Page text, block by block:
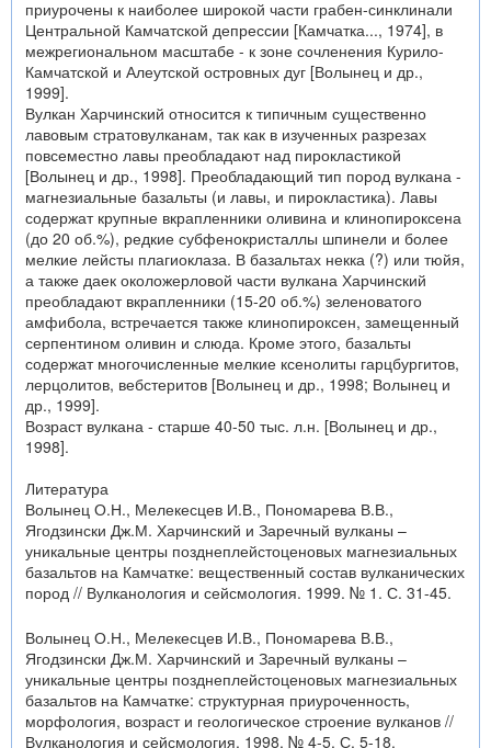
приурочены к наиболее широкой части грабен-синклинали
Центральной Камчатской депрессии [Камчатка..., 1974], в
межрегиональном масштабе - к зоне сочленения Курило-
Камчатской и Алеутской островных дуг [Волынец и др.,
1999].
Вулкан Харчинский относится к типичным существенно
лавовым стратовулканам, так как в изученных разрезах
повсеместно лавы преобладают над пирокластикой
[Волынец и др., 1998]. Преобладающий тип пород вулкана -
магнезиальные базальты (и лавы, и пирокластика). Лавы
содержат крупные вкрапленники оливина и клинопироксена
(до 20 об.%), редкие субфенокристаллы шпинели и более
мелкие лейсты плагиоклаза. В базальтах некка (?) или тюйя,
а также даек околожерловой части вулкана Харчинский
преобладают вкрапленники (15-20 об.%) зеленоватого
амфибола, встречается также клинопироксен, замещенный
серпентином оливин и слюда. Кроме этого, базальты
содержат многочисленные мелкие ксенолиты гарцбургитов,
лерцолитов, вебстеритов [Волынец и др., 1998; Волынец и
др., 1999].
Возраст вулкана - старше 40-50 тыс. л.н. [Волынец и др.,
1998].
Литература
Волынец О.Н., Мелекесцев И.В., Пономарева В.В.,
Ягодзински Дж.М. Харчинский и Заречный вулканы –
уникальные центры позднеплейстоценовых магнезиальных
базальтов на Камчатке: вещественный состав вулканических
пород // Вулканология и сейсмология. 1999. № 1. С. 31-45.
Волынец О.Н., Мелекесцев И.В., Пономарева В.В.,
Ягодзински Дж.М. Харчинский и Заречный вулканы –
уникальные центры позднеплейстоценовых магнезиальных
базальтов на Камчатке: структурная приуроченность,
морфология, возраст и геологическое строение вулканов //
Вулканология и сейсмология. 1998. № 4-5. С. 5-18.